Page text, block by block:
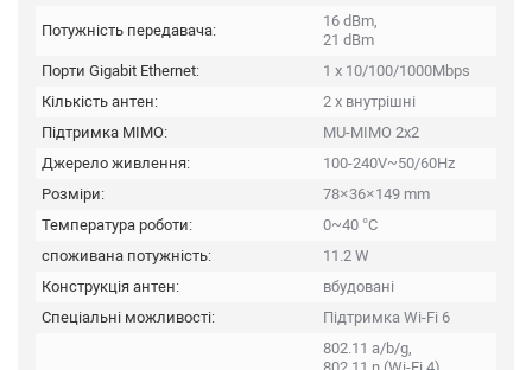
Потужність передавача:
16 dBm,
21 dBm
Порти Gigabit Ethernet:
1 x 10/100/1000Mbps
Кількість антен:
2 х внутрішні
Підтримка MIMO:
MU-MIMO 2x2
Джерело живлення:
100-240V~50/60Hz
Розміри:
78×36×149 mm
Температура роботи:
0~40 °C
споживана потужність:
11.2 W
Конструкція антен:
вбудовані
Спеціальні можливості:
Підтримка Wi-Fi 6
802.11 a/b/g,